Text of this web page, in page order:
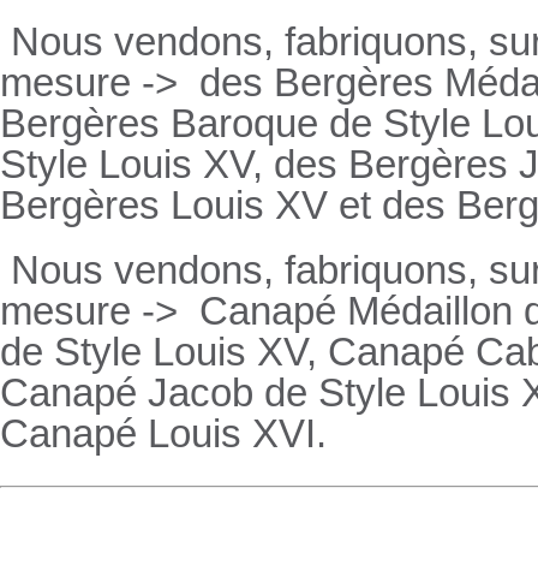
Nous vendons, fabriquons,
mesure -> des Bergères
Bergères Baroque de Style
Style Louis XV, des Bergères
Bergères Louis XV et des
Nous vendons, fabriquons,
mesure -> Canapé Médaillon
de Style Louis XV, Canapé
Canapé Jacob de Style Louis
Canapé Louis XVI.